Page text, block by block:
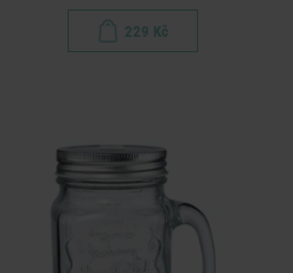
229 Kč